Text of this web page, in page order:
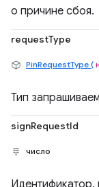
о причине сбоя.
requestType
PinRequestType (
Тип
signRequestId
число